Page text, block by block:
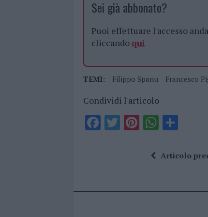
Sei già abbonato?
Puoi effettuare l'accesso
cliccando qui
TEMI: Filippo Spanu Francesco
Condividi l'articolo
F T Pi
te
W
ata
Articolo